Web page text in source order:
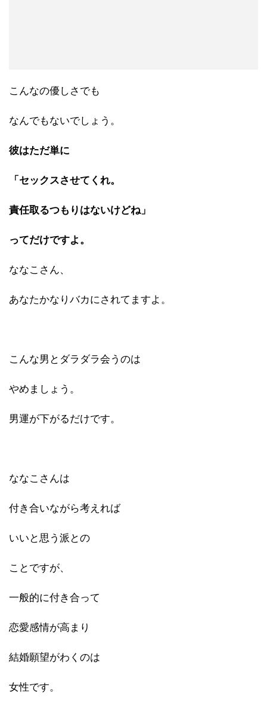
こんなの優しさでも
なんでもないでしょう。
彼はただ単に
「セックスさせてくれ。
責任取るつもりはないけどね」
ってだけですよ。
ななこさん、
あなたかなりバカにされてますよ。
こんな男とダラダラ会うのは
やめましょう。
男運が下がるだけです。
ななこさんは
付き合いながら考えれば
いいと思う派との
ことですが、
一般的に付き合って
恋愛感情が高まり
結婚願望がわくのは
女性です。